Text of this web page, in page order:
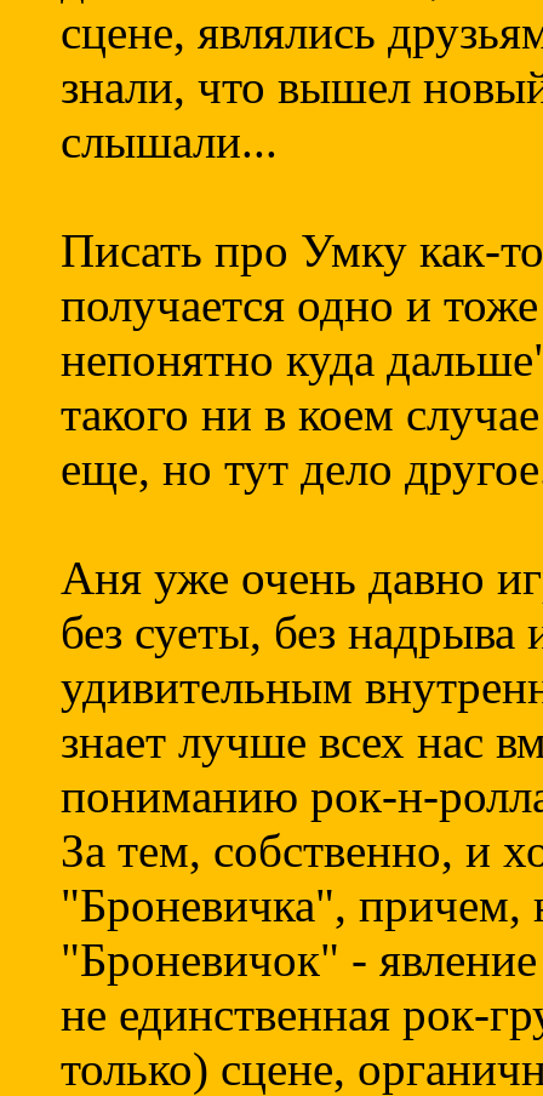
сцене, являлись
знали, что вышел
слышали...
Писать про Умку как-
получается одно и
непонятно куда
такого ни в коем
еще, но тут дело
Аня уже очень давно
без суеты, без
удивительным
знает лучше всех нас
пониманию рок-н-
За тем, собственно, и
"Броневичка", причем,
"Броневичок" -
не единственная рок-
только) сцене,